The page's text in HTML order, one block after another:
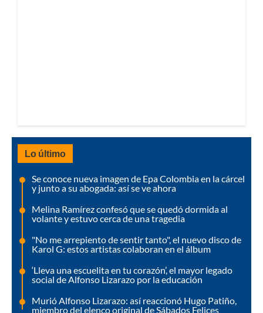
Lo último
Se conoce nueva imagen de Epa Colombia en la cárcel
y junto a su abogada: así se ve ahora
Melina Ramírez confesó que se quedó dormida al
volante y estuvo cerca de una tragedia
"No me arrepiento de sentir tanto", el nuevo disco de
Karol G: estos artistas colaboran en el álbum
‘Lleva una escuelita en tu corazón’, el mayor legado
social de Alfonso Lizarazo por la educación
Murió Alfonso Lizarazo: así reaccionó Hugo Patiño,
miembro del elenco original de Sábados Felices